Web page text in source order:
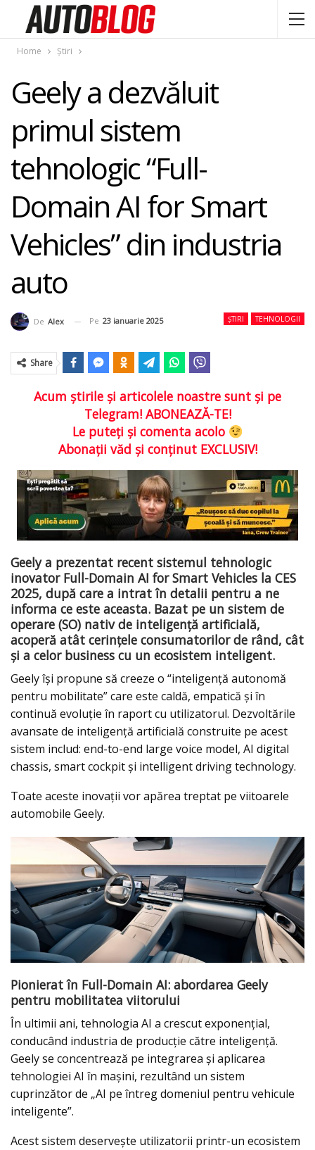
Home Știri
Geely a dezvăluit
primul sistem
tehnologic “Full-
Domain AI for Smart
Vehicles” din industria
auto
ȘTIRI TEHNOLOGII
De Alex Pe 23 ianuarie 2025
Share
Acum ştirile şi articolele noastre sunt şi pe
Telegram! ABONEAZĂ-TE!
Le puteţi şi comenta acolo
Abonaţii văd şi conţinut EXCLUSIV!
Geely a prezentat recent sistemul tehnologic
inovator Full-Domain AI for Smart Vehicles la CES
2025, după care a intrat în detalii pentru a ne
informa ce este aceasta. Bazat pe un sistem de
operare (SO) nativ de inteligență artificială,
acoperă atât cerințele consumatorilor de rând, cât
și a celor business cu un ecosistem inteligent.
Geely își propune să creeze o “inteligență autonomă
pentru mobilitate” care este caldă, empatică și în
continuă evoluție în raport cu utilizatorul. Dezvoltările
avansate de inteligență artificială construite pe acest
sistem includ: end-to-end large voice model, AI digital
chassis, smart cockpit și intelligent driving technology.
Toate aceste inovații vor apărea treptat pe viitoarele
automobile Geely.
Pionierat în Full-Domain AI: abordarea Geely
pentru mobilitatea viitorului
În ultimii ani, tehnologia AI a crescut exponențial,
conducând industria de producție către inteligență.
Geely se concentrează pe integrarea și aplicarea
tehnologiei AI în mașini, rezultând un sistem
cuprinzător de „AI pe întreg domeniul pentru vehicule
inteligente”.
Acest sistem deservește utilizatorii printr-un ecosistem